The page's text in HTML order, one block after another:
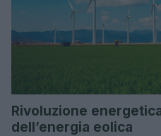
Rivoluzione
dell’energia eolica